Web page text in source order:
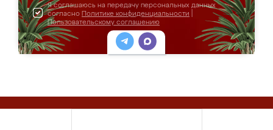
Я соглашаюсь на передачу персональных данных
согласно Политике конфиденциальности
Пользовательскому соглашению